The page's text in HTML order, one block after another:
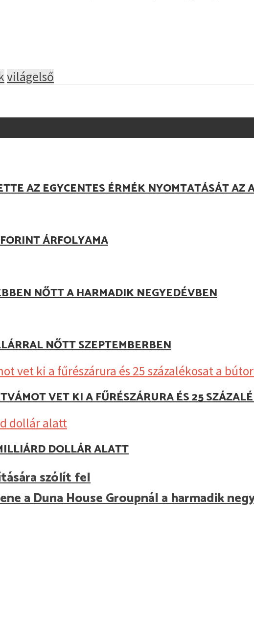
világelső
AZ EGYCENTES ÉRMÉK NYOMTATÁSÁT AZ
ÁRFOLYAMA
NŐTT A HARMADIK NEGYEDÉVBEN
NŐTT SZEPTEMBERBEN
VET KI A FŰRÉSZÁRURA ÉS 25
DOLLÁR ALATT
szólít fel
a Duna House Groupnál a harmadik